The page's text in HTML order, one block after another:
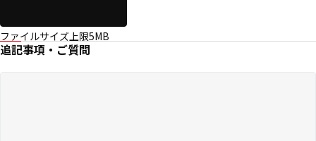
ファイルサイズ上限5MB
追記事項・ご質問